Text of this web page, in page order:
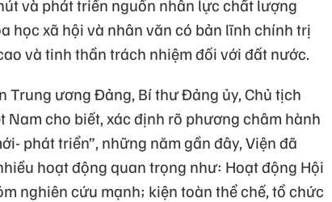
và phát triển nguồn nhân lực chất lượng
học xã hội và nhân văn có bản lĩnh chính trị
và tinh thần trách nhiệm đối với đất nước.
Trung ương Đảng, Bí thư Đảng ủy, Chủ tịch
Nam cho biết, xác định rõ phương châm hành
phát triển”, những năm gần đây, Viện đã
hoạt động quan trọng như: Hoạt động Hội
nghiên cứu mạnh; kiện toàn thể chế, tổ chức